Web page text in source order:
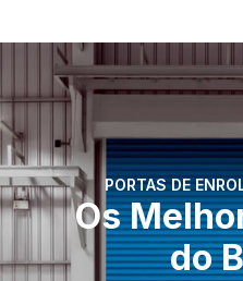
PORTAS DE
Os
do